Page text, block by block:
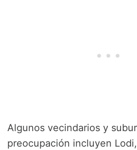
Algunos vecindarios y
preocupación incluyen